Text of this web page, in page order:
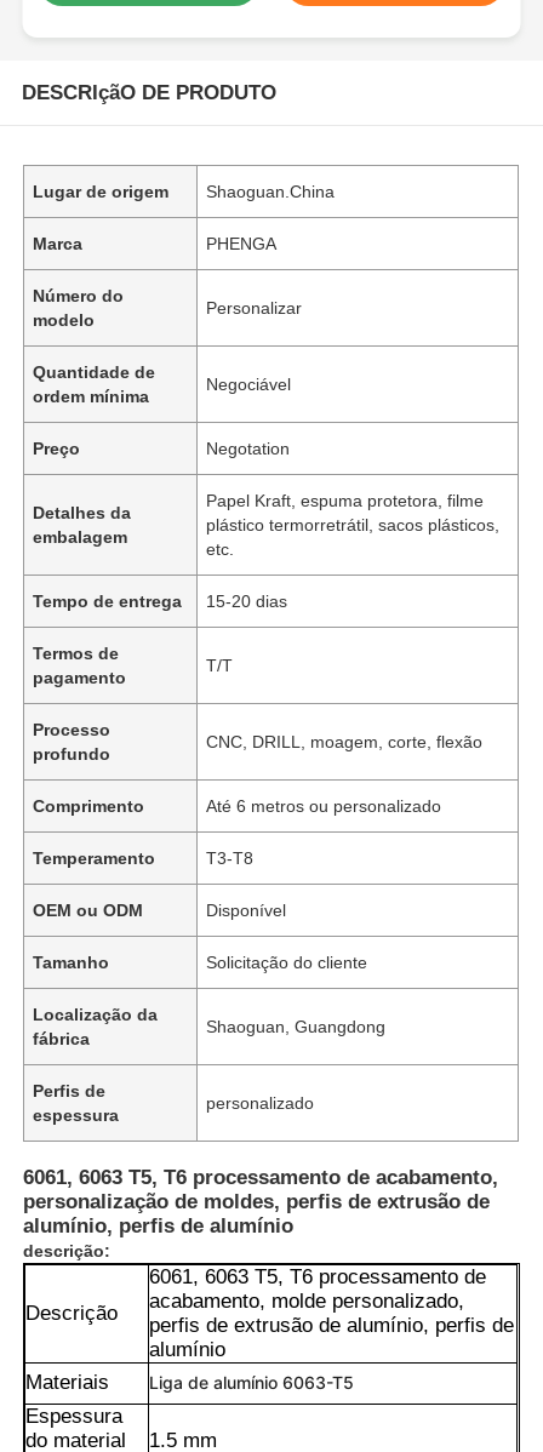
DESCRIçãO DE PRODUTO
Lugar de origem Shaoguan.China
Marca PHENGA
Número do
modelo
Personalizar
Quantidade de
ordem mínima
Negociável
Preço Negotation
Detalhes da
embalagem
Papel Kraft, espuma protetora, filme
plástico termorretrátil, sacos plásticos,
etc.
Tempo de entrega 15-20 dias
Termos de
pagamento
T/T
Processo
profundo
CNC, DRILL, moagem, corte, flexão
Comprimento Até 6 metros ou personalizado
Temperamento T3-T8
OEM ou ODM Disponível
Tamanho Solicitação do cliente
Localização da
fábrica
Shaoguan, Guangdong
Perfis de
espessura
personalizado
6061, 6063 T5, T6 processamento de acabamento,
personalização de moldes, perfis de extrusão de
alumínio, perfis de alumínio
descrição:
Descrição
6061, 6063 T5, T6 processamento de
acabamento, molde personalizado,
perfis de extrusão de alumínio, perfis de
alumínio
Materiais
Liga de alumínio 6063-T5
Espessura
do material
1.5 mm